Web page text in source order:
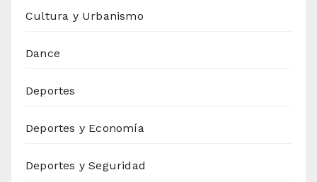
Cultura y Urbanismo
Dance
Deportes
Deportes y Economía
Deportes y Seguridad